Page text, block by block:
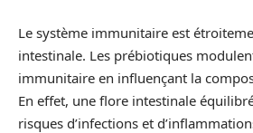
Le système immunitaire est
intestinale. Les prébiotiques
immunitaire en influençant la
En effet, une flore intestinale
risques d’infections et